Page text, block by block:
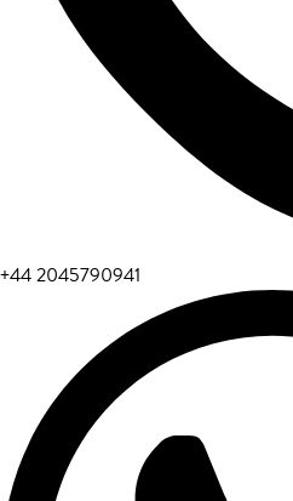
+44 2045790941